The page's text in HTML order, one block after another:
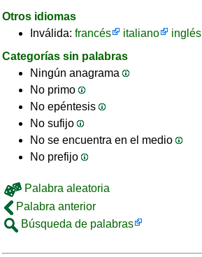
Otros idiomas
Inválida: francés italiano inglés
Categorías sin palabras
Ningún anagrama
No primo
No epéntesis
No sufijo
No se encuentra en el medio
No prefijo
Palabra aleatoria
Palabra anterior
Búsqueda de palabras